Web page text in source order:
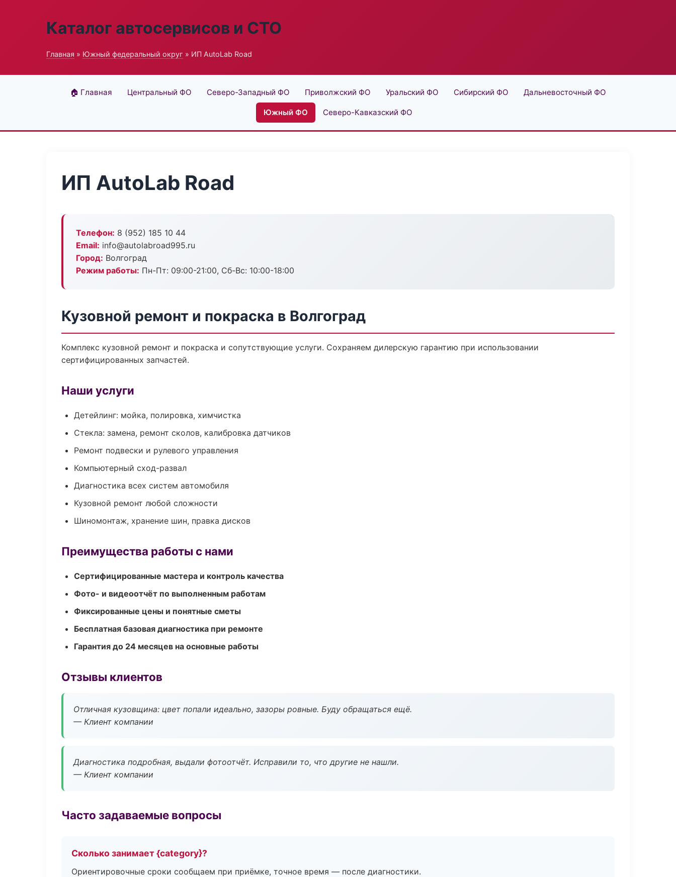
Каталог автосервисов и СТО
Главная » Южный федеральный округ » ИП AutoLab Road
🏠 Главная Центральный ФО Северо-Западный ФО Приволжский ФО Уральский ФО Сибирский ФО Дальневосточный ФО
Южный ФО Северо-Кавказский ФО
ИП AutoLab Road
Телефон: 8 (952) 185 10 44
Email: info@autolabroad995.ru
Город: Волгоград
Режим работы: Пн-Пт: 09:00-21:00, Сб-Вс: 10:00-18:00
Кузовной ремонт и покраска в Волгоград
Комплекс кузовной ремонт и покраска и сопутствующие услуги. Сохраняем дилерскую гарантию при использовании
сертифицированных запчастей.
Наши услуги
Детейлинг: мойка, полировка, химчистка
Стекла: замена, ремонт сколов, калибровка датчиков
Ремонт подвески и рулевого управления
Компьютерный сход-развал
Диагностика всех систем автомобиля
Кузовной ремонт любой сложности
Шиномонтаж, хранение шин, правка дисков
Преимущества работы с нами
Сертифицированные мастера и контроль качества
Фото- и видеоотчёт по выполненным работам
Фиксированные цены и понятные сметы
Бесплатная базовая диагностика при ремонте
Гарантия до 24 месяцев на основные работы
Отзывы клиентов
Отличная кузовщина: цвет попали идеально, зазоры ровные. Буду обращаться ещё.
— Клиент компании
Диагностика подробная, выдали фотоотчёт. Исправили то, что другие не нашли.
— Клиент компании
Часто задаваемые вопросы
Сколько занимает {category}?
Ориентировочные сроки сообщаем при приёмке, точное время — после диагностики.